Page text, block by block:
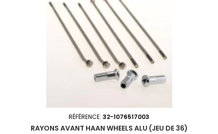
RÉFÉRENCE: 32-1076517003
RAYONS AVANT HAAN WHEELS ALU (JEU DE 36)